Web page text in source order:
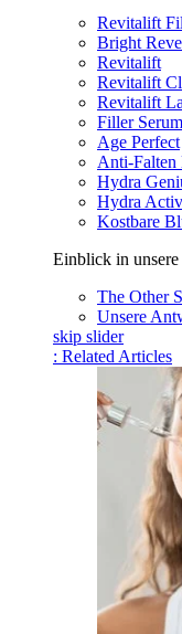
Revitalift
Bright
Revitalift
Revitalift
Revitalift
Filler
Age Perfect
Anti-Falten
Hydra
Hydra
Kostbare
Einblick in
The Other
Unsere
skip slider
: Related Articles